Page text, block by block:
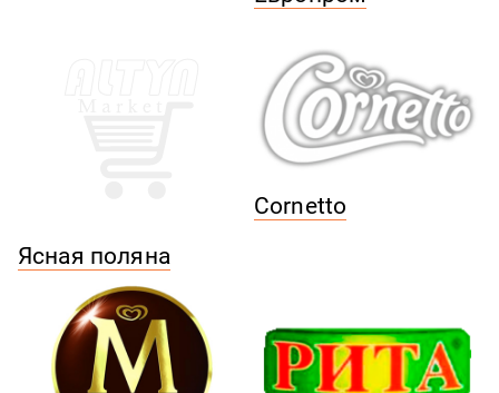
Ясная поляна
Cornetto